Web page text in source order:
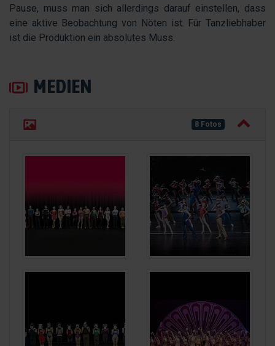
Pause, muss man sich allerdings darauf einstellen, dass
eine aktive Beobachtung von Nöten ist. Für Tanzliebhaber
ist die Produktion ein absolutes Muss.
MEDIEN
8 Fotos